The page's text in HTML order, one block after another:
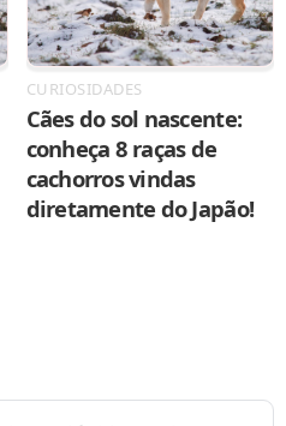
CURIOSIDADES
Cães do sol nascente:
conheça 8 raças de
cachorros vindas
diretamente do Japão!